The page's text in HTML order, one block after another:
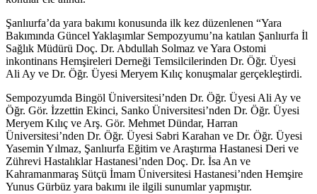
Şanlıurfa’da yara bakımı konusunda ilk kez düzenlenen “Yara
Bakımında Güncel Yaklaşımlar Sempozyumu’na katılan Şanlıurfa İl
Sağlık Müdürü Doç. Dr. Abdullah Solmaz ve Yara Ostomi
inkontinans Hemşireleri Derneği Temsilcilerinden Dr. Öğr. Üyesi
Ali Ay ve Dr. Öğr. Üyesi Meryem Kılıç konuşmalar gerçekleştirdi.
Sempozyumda Bingöl Üniversitesi’nden Dr. Öğr. Üyesi Ali Ay ve
Öğr. Gör. İzzettin Ekinci, Sanko Üniversitesi’nden Dr. Öğr. Üyesi
Meryem Kılıç ve Arş. Gör. Mehmet Dündar, Harran
Üniversitesi’nden Dr. Öğr. Üyesi Sabri Karahan ve Dr. Öğr. Üyesi
Yasemin Yılmaz, Şanlıurfa Eğitim ve Araştırma Hastanesi Deri ve
Zührevi Hastalıklar Hastanesi’nden Doç. Dr. İsa An ve
Kahramanmaraş Sütçü İmam Üniversitesi Hastanesi’nden Hemşire
Yunus Gürbüz yara bakımı ile ilgili sunumlar yapmıştır.